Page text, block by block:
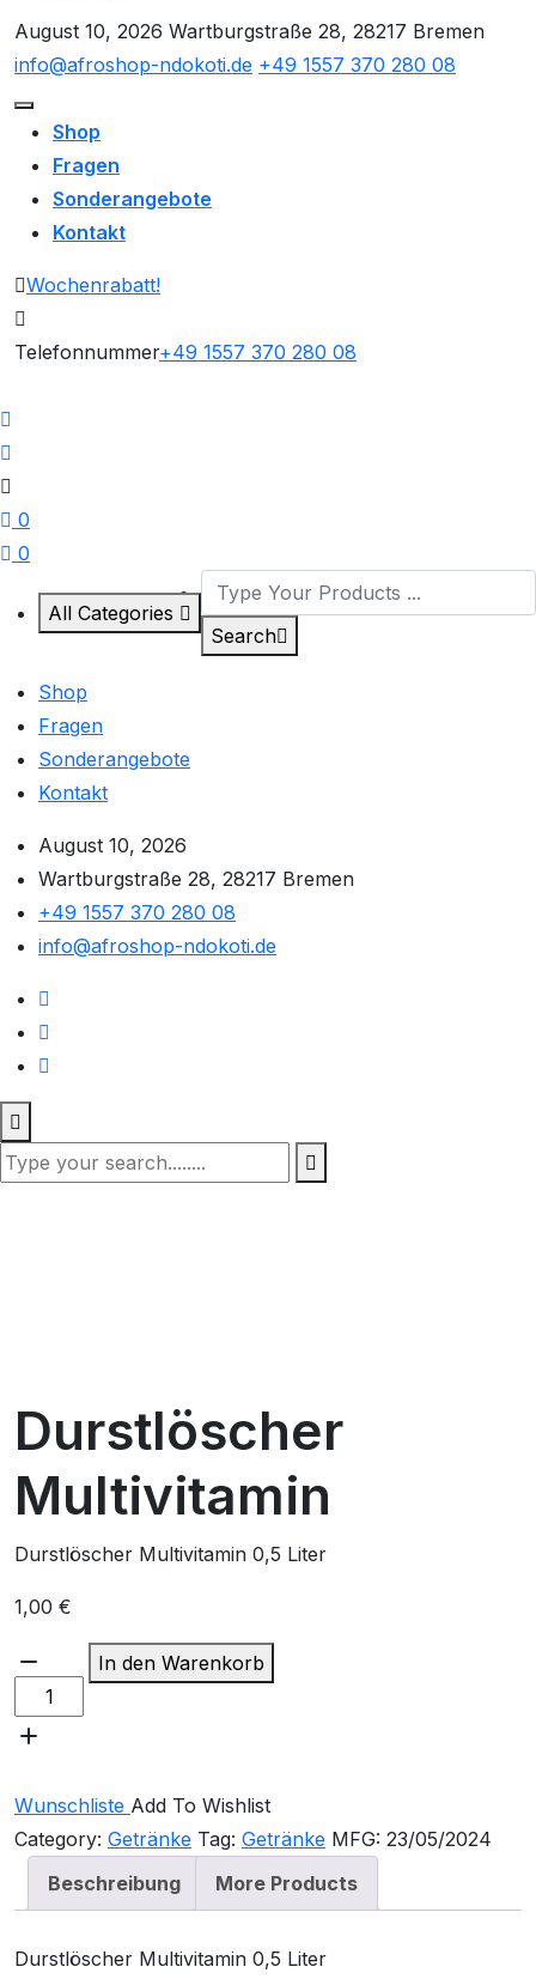
August 10, 2026 Wartburgstraße 28, 28217 Bremen
info@afroshop-ndokoti.de +49 1557 370 280 08
Shop
Fragen
Sonderangebote
Kontakt
Wochenrabatt!
Telefonnummer+49 1557 370 280 08
0
0
All Categories
Search
Shop
Fragen
Sonderangebote
Kontakt
August 10, 2026
Wartburgstraße 28, 28217 Bremen
+49 1557 370 280 08
info@afroshop-ndokoti.de
Durstlöscher
Multivitamin
Durstlöscher Multivitamin 0,5 Liter
1,00 €
In den Warenkorb
Wunschliste Add To Wishlist
Category: Getränke Tag: Getränke MFG: 23/05/2024
Beschreibung
More Products
Durstlöscher Multivitamin 0,5 Liter